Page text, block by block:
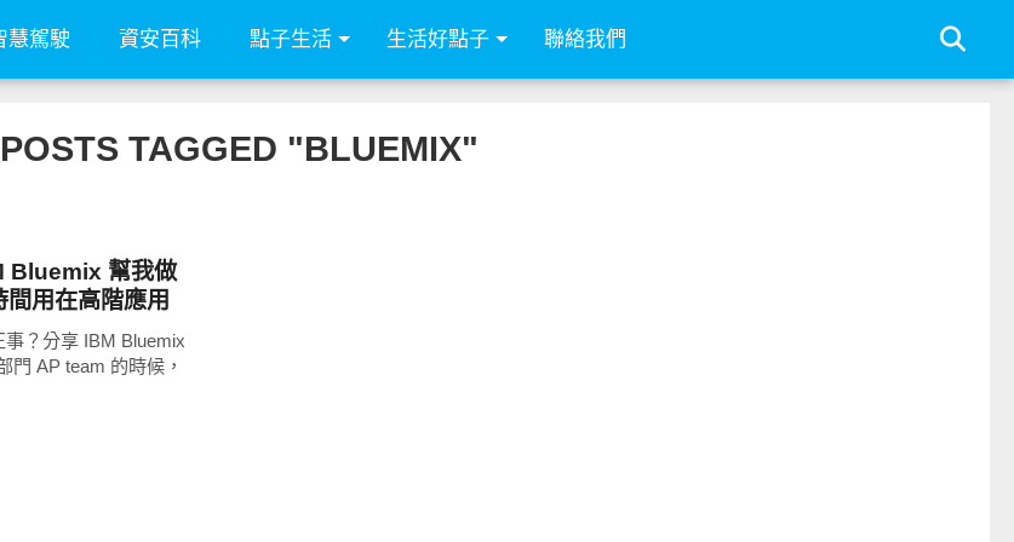
慧駕駛 資安百科 點子生活 生活好點子 聯絡我們
TAGGED "BLUEMIX"
Bluemix 幫我做
用在高階應用
？分享 IBM Bluemix
門 AP team 的時候，